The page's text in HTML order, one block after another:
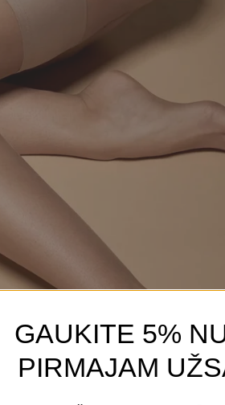
GAUKITE 5%
PIRMAJAM